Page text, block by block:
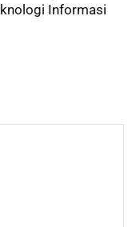
Informasi